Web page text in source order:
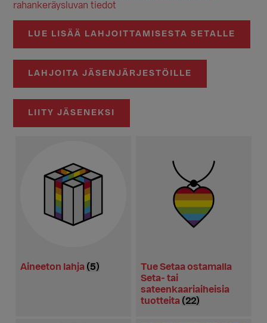
rahankeräysluvan tiedot
LUE LISÄÄ LAHJOITTAMISESTA SETALLE
LAHJOITA JÄSENJÄRJESTÖILLE
LIITY JÄSENEKSI
Aineeton lahja (5)
Tue Setaa ostamalla
Seta- tai
sateenkaariaiheisia
tuotteita (22)